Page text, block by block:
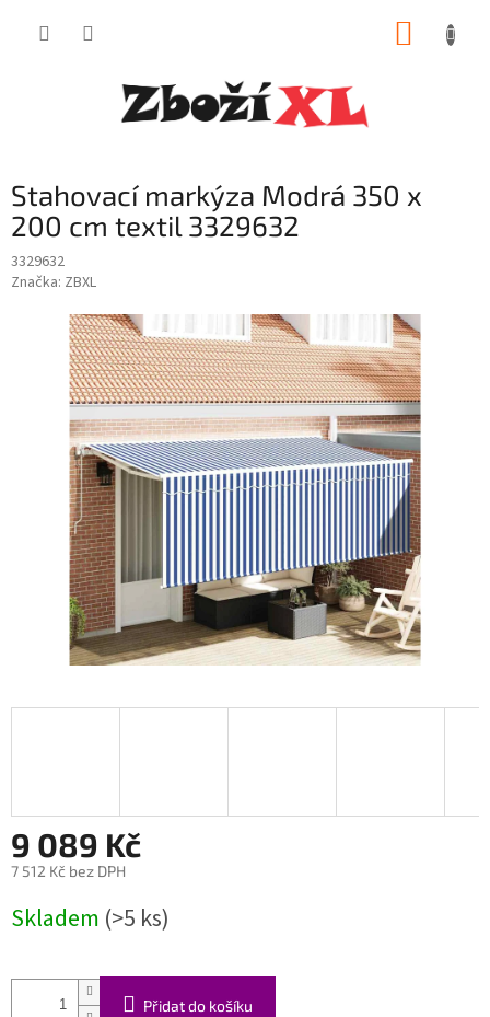
Stahovací markýza Modrá 350 x
200 cm textil 3329632
3329632
Značka: ZBXL
9 089 Kč
7 512 Kč bez DPH
cena:
Skladem (>5 ks)
Přidat do košíku